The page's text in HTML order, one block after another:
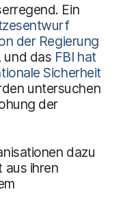
Ein
der Regierung
, und das FBI hat
Sicherheit
untersuchen
der
dazu
aus ihren